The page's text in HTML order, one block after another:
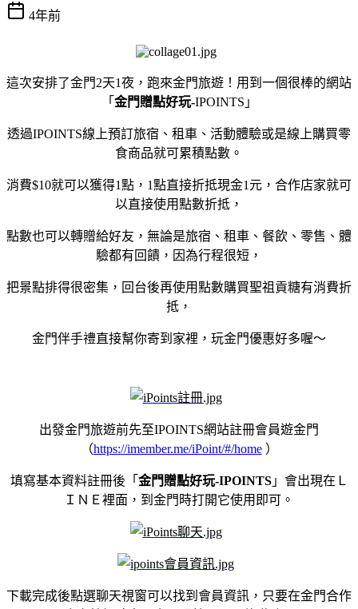
4年前
這次安排了金門2天1夜，跑來金門旅遊！用到一個很棒的網站
「 金門贈點好玩-IPOINTS 」
透過IPOINTS線上預訂旅宿、租車、活動體驗或是線上購買零
食商品就可累積點數。
消費$10就可以獲得1點，1點直接折抵現金1元，合作店家就可
以直接使用點數折抵，
點數也可以轉贈給好友， 無論是旅宿、租車、餐飲、零售、體
驗都有回饋，因為行程很短，
把景點排得很密集，回台後再使用點數購買聖祖貢糖有消費折
抵，
金門伴手禮直接幫你寄到家裡，玩金門優惠好多喔～
出發金門旅遊前先至IPOINTS網站註冊會員遊金門
（https://imember.me/iPoint/#/home）
填寫基本資料註冊後「 金門贈點好玩-IPOINTS」會出現在Ｌ
ＩＮＥ裡面，到金門時打開它使用即可。
下載完成後點選聊天視窗可以找到會員資訊，只要在金門合作